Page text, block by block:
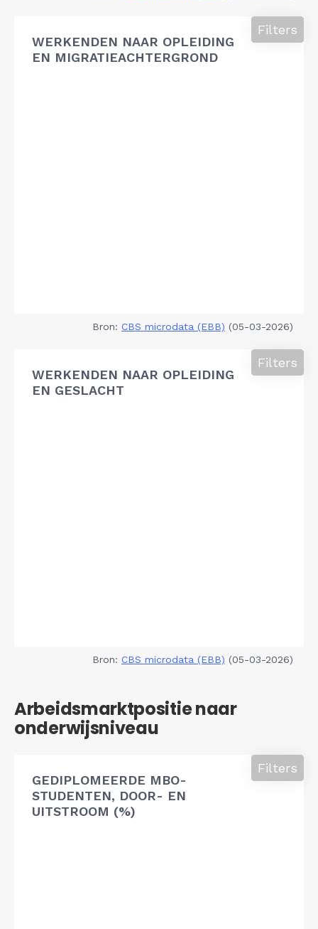
WERKENDEN NAAR OPLEIDING
EN MIGRATIEACHTERGROND
Filters
Bron: CBS microdata (EBB) (05-03-2026)
WERKENDEN NAAR OPLEIDING
EN GESLACHT
Filters
Bron: CBS microdata (EBB) (05-03-2026)
Arbeidsmarktpositie naar
onderwijsniveau
GEDIPLOMEERDE MBO-
STUDENTEN, DOOR- EN
UITSTROOM (%)
Filters